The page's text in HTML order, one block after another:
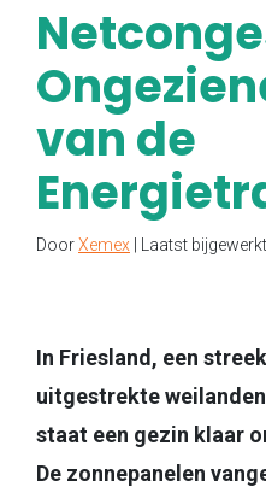
van de
DoorXemex | Laatst
In Friesland, een
uitgestrekte
staat een gezin klaar
De zonnepanelen